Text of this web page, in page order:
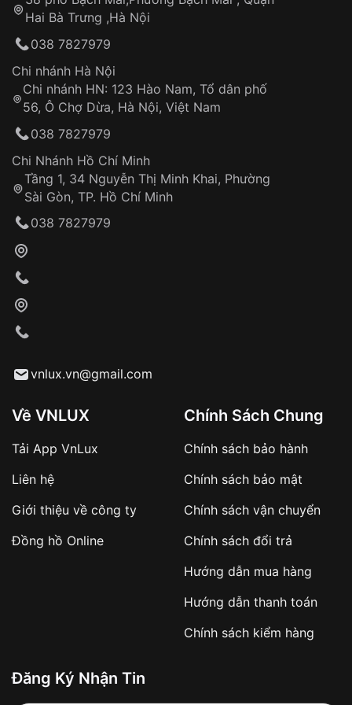
Hotline: 0585 215 215
Từ khóa SEO:
Khách hàng kiểm tra và thanh toán trực tiếp
Từ khóa SEO:
sản phẩm đặc biệt
hàng
Số tiền còn lại thanh toán khi nhận hàng hoặc
✔️ Đảm bảo xử lý đơn hàng nhanh chóng
✔️ Hạn chế tình trạng hủy đơn không mong
Từ khóa SEO:
Tự ý sửa chữa
thống VNLUX
Đảm bảo quyền lợi khách hàng
Đồng hành cùng khách hàng trong suốt quá
trình sử dụng
Hai Bà Trưng ,Hà Nội
038 7827979
Chi nhánh Hà Nội
Chi nhánh HN: 123 Hào Nam, Tổ dân phố
56, Ô Chợ Dừa, Hà Nội, Việt Nam
038 7827979
Chi Nhánh Hồ Chí Minh
Tầng 1, 34 Nguyễn Thị Minh Khai, Phường
Sài Gòn, TP. Hồ Chí Minh
038 7827979
vnlux.vn@gmail.com
Về VNLUX
Tải App VnLux
Liên hệ
Giới thiệu về công ty
Đồng hồ Online
Chính Sách Chung
Chính sách bảo hành
Chính sách bảo mật
Chính sách vận chuyển
Chính sách đổi trả
Hướng dẫn mua hàng
Hướng dẫn thanh toán
Chính sách kiểm hàng
Đăng Ký Nhận Tin